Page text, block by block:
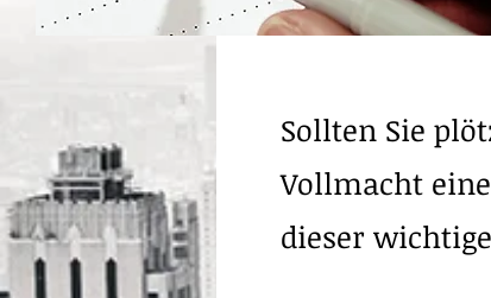
Sollten Sie
Vollmacht
dieser